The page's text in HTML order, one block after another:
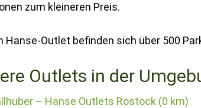
zum kleineren Preis.
Hanse-Outlet befinden sich über 500
Outlets in der
– Hanse Outlets Rostock (0 km)